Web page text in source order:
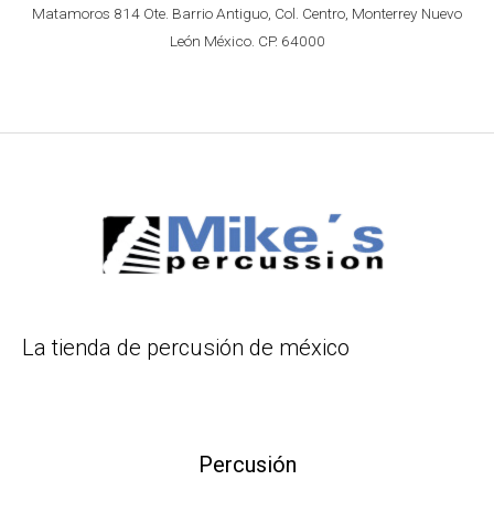
Matamoros 814 Ote. Barrio Antiguo, Col. Centro, Monterrey Nuevo
León México. CP. 64000
La tienda de percusión de méxico
Percusión